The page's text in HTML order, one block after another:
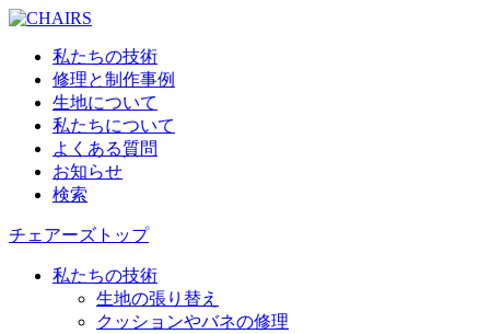
私たちの技術
修理と制作事例
生地について
私たちについて
よくある質問
お知らせ
検索
チェアーズトップ
私たちの技術
生地の張り替え
クッションやバネの修理